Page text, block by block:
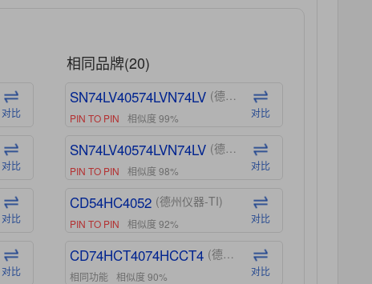
对比
对比
对比
对比
相同品牌(20)
SN74LV40574LVN74LV (德州仪器-TI)
PIN TO PIN 相似度 99% 对比
SN74LV40574LVN74LV (德州仪器-TI)
PIN TO PIN 相似度 98% 对比
CD54HC4052 (德州仪器-TI)
PIN TO PIN 相似度 92% 对比
CD74HCT4074HCCT4 (德州仪器-TI)
相同功能 相似度 90% 对比